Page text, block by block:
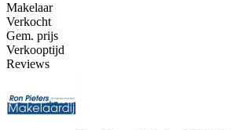
Makelaar
Verkocht
Gem. prijs
Verkooptijd
Reviews